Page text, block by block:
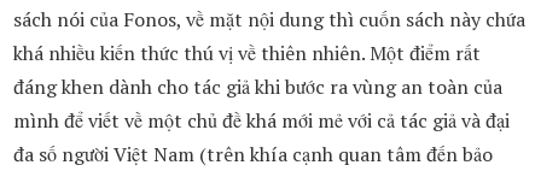
sách nói của Fonos, về mặt nội dung thì cuốn sách này chứa
khá nhiều kiến thức thú vị về thiên nhiên. Một điểm rất
đáng khen dành cho tác giả khi bước ra vùng an toàn của
mình để viết về một chủ đề khá mới mẻ với cả tác giả và đại
đa số người Việt Nam (trên khía cạnh quan tâm đến bảo